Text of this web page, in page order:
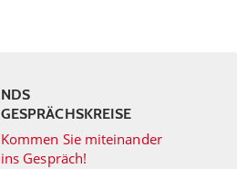
NDS
GESPRÄCHSKREISE
Kommen Sie miteinander
ins Gespräch!